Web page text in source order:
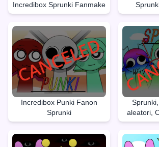
Incredibox Sprunki Fanmake
Incredibox Punki Fanon
Sprunki
aleatori,